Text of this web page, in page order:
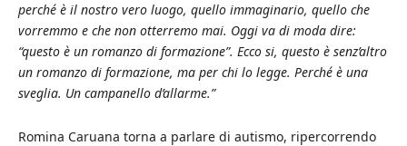
perché è il nostro vero luogo, quello immaginario, quello che
vorremmo e che non otterremo mai. Oggi va di moda dire:
“questo è un romanzo di formazione”. Ecco si, questo è senz’altro
un romanzo di formazione, ma per chi lo legge. Perché è una
sveglia. Un campanello d’allarme.”
Romina Caruana torna a parlare di autismo, ripercorrendo